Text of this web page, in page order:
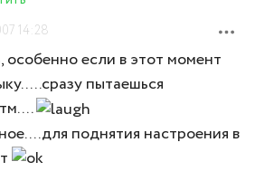
14:28
особенно если в этот момент
пытаешься
поднятия настроения в